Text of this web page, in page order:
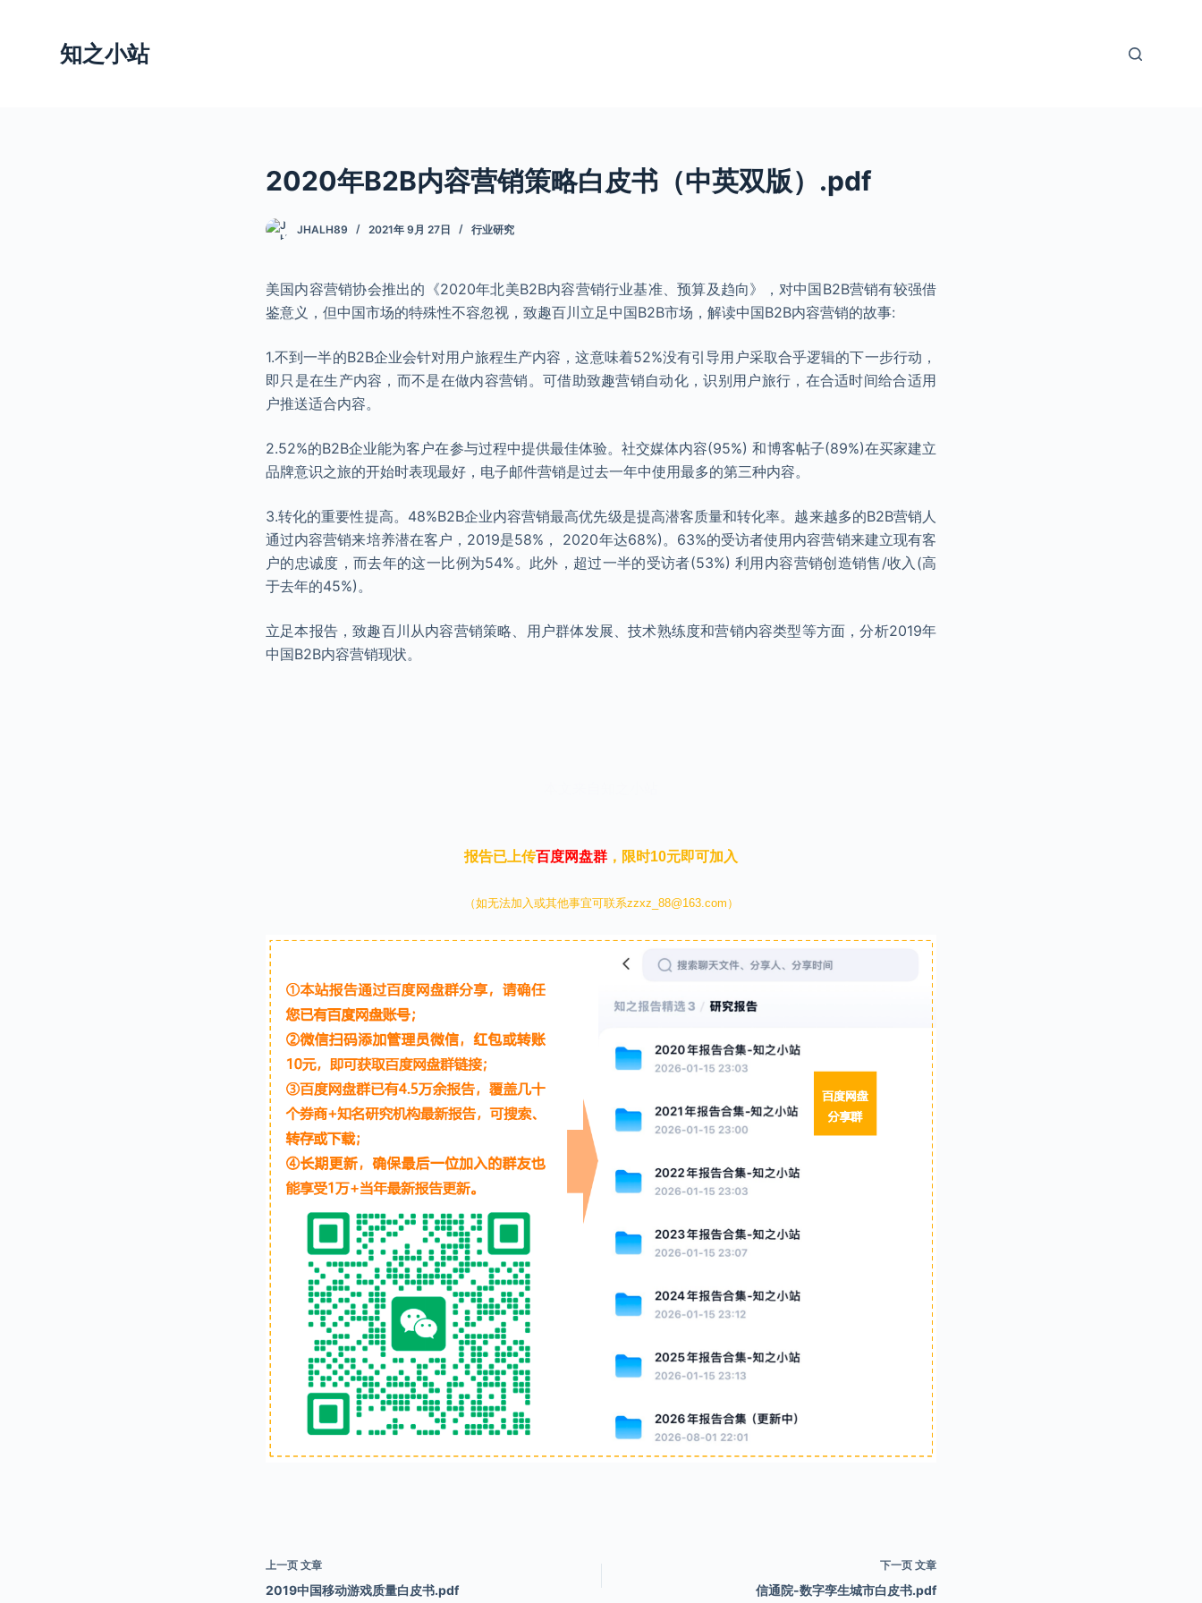
知之小站
2020年B2B内容营销策略白皮书（中英双版）.pdf
JHALH89 2021年 9月 27日 行业研究
美国内容营销协会推出的《2020年北美B2B内容营销行业基准、预算及趋向》，对中国B2B营销有较强借
鉴意义，但中国市场的特殊性不容忽视，致趣百川立足中国B2B市场，解读中国B2B内容营销的故事:
1.不到一半的B2B企业会针对用户旅程生产内容，这意味着52%没有引导用户采取合乎逻辑的下一步行动，
即只是在生产内容，而不是在做内容营销。可借助致趣营销自动化，识别用户旅行，在合适时间给合适用
户推送适合内容。
2.52%的B2B企业能为客户在参与过程中提供最佳体验。社交媒体内容(95%) 和博客帖子(89%)在买家建立
品牌意识之旅的开始时表现最好，电子邮件营销是过去一年中使用最多的第三种内容。
3.转化的重要性提高。48%B2B企业内容营销最高优先级是提高潜客质量和转化率。越来越多的B2B营销人
通过内容营销来培养潜在客户，2019是58%， 2020年达68%)。63%的受访者使用内容营销来建立现有客
户的忠诚度，而去年的这一比例为54%。此外，超过一半的受访者(53%) 利用内容营销创造销售/收入(高
于去年的45%)。
立足本报告，致趣百川从内容营销策略、用户群体发展、技术熟练度和营销内容类型等方面，分析2019年
中国B2B内容营销现状。
报告已上传百度网盘群 ，限时10元即可加入
（如无法加入或其他事宜可联系zzxz_88@163.com）
上一页 文章
2019中国移动游戏质量白皮书.pdf
下一页 文章
信通院-数字孪生城市白皮书.pdf